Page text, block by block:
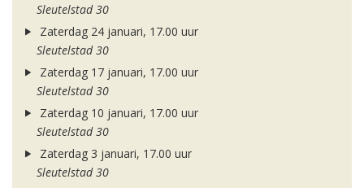
Sleutelstad 30
Zaterdag 24 januari, 17.00 uur
Sleutelstad 30
Zaterdag 17 januari, 17.00 uur
Sleutelstad 30
Zaterdag 10 januari, 17.00 uur
Sleutelstad 30
Zaterdag 3 januari, 17.00 uur
Sleutelstad 30